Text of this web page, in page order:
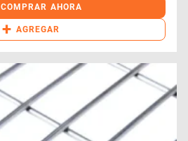
COMPRAR AHORA
+ AGREGAR